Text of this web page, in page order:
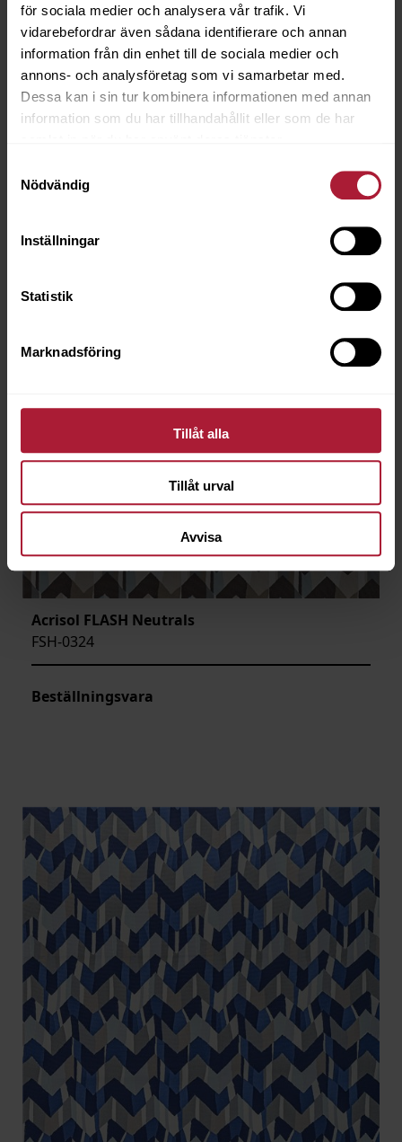
för sociala medier och analysera vår trafik. Vi
vidarebefordrar även sådana identifierare och annan
information från din enhet till de sociala medier och
annons- och analysföretag som vi samarbetar med.
Dessa kan i sin tur kombinera informationen med annan
information som du har tillhandahållit eller som de har
Nödvändig
Inställningar
Statistik
Marknadsföring
Tillåt alla
Tillåt urval
Avvisa
Acrisol FLASH Petrol
FSH-0323
Beställningsvara
Acrisol FLASH Neutrals
FSH-0324
Beställningsvara